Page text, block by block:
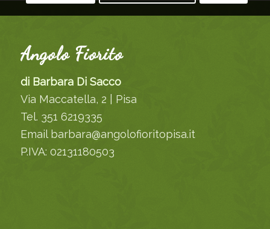
Angolo Fiorito
di Barbara Di Sacco
Via Maccatella, 2 | Pisa
Tel. 351 6219335
Email barbara@angolofioritopisa.it
P.IVA: 02131180503